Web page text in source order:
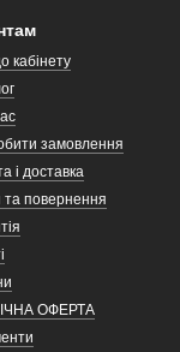
кабінету
замовлення
і доставка
та повернення
ОФЕРТА